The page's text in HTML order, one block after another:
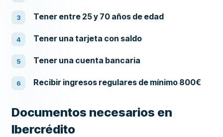
Tener entre 25 y 70 años de edad
Tener una tarjeta con saldo
Tener una cuenta bancaria
Recibir ingresos regulares de mínimo 800€
Documentos necesarios en
Ibercrédito